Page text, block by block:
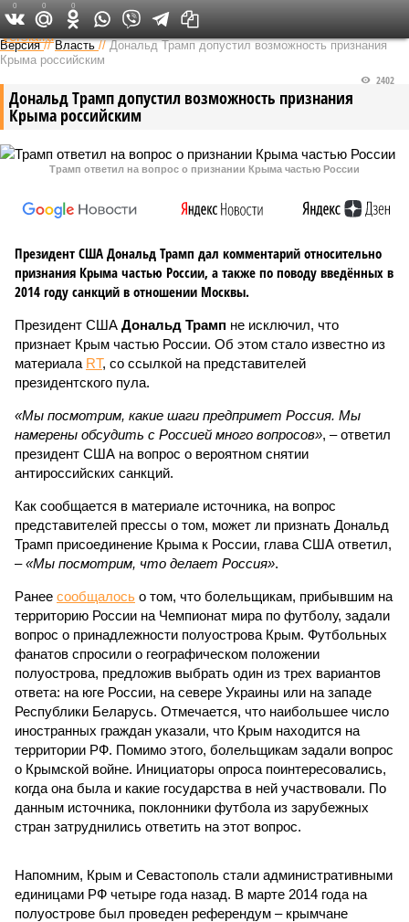
Федеральный выпуск
Версия //Власть //Дональд Трамп допустил возможность признания
Крыма российским
Дональд Трамп допустил возможность признания
Крыма российским
2402
Трамп ответил на вопрос о признании Крыма частью России
Президент США Дональд Трамп дал комментарий относительно
признания Крыма частью России, а также по поводу введённых в
2014 году санкций в отношении Москвы.
Президент США Дональд Трамп не исключил, что
признает Крым частью России. Об этом стало известно из
материала RT, со ссылкой на представителей
президентского пула.
«Мы посмотрим, какие шаги предпримет Россия. Мы
намерены обсудить с Россией много вопросов», – ответил
президент США на вопрос о вероятном снятии
антироссийских санкций.
Как сообщается в материале источника, на вопрос
представителей прессы о том, может ли признать Дональд
Трамп присоединение Крыма к России, глава США ответил,
–«Мы посмотрим, что делает Россия».
Ранее сообщалось о том, что болельщикам, прибывшим на
территорию России на Чемпионат мира по футболу, задали
вопрос о принадлежности полуострова Крым. Футбольных
фанатов спросили о географическом положении
полуострова, предложив выбрать один из трех вариантов
ответа: на юге России, на севере Украины или на западе
Республики Беларусь. Отмечается, что наибольшее число
иностранных граждан указали, что Крым находится на
территории РФ. Помимо этого, болельщикам задали вопрос
о Крымской войне. Инициаторы опроса поинтересовались,
когда она была и какие государства в ней участвовали. По
данным источника, поклонники футбола из зарубежных
стран затруднились ответить на этот вопрос.
Напомним, Крым и Севастополь стали административными
единицами РФ четыре года назад. В марте 2014 года на
полуострове был проведен референдум – крымчане
0 0 0